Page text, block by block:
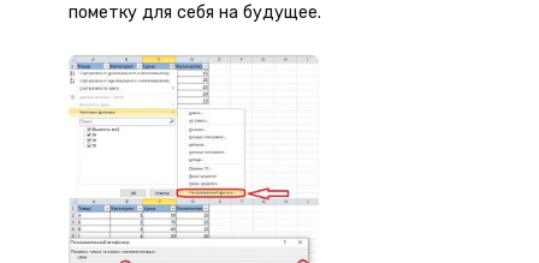
пометку для себя на будущее.